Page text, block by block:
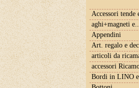
Accessori tende
aghi+magneti e..
Appendini
Art. regalo e
articoli da
accessori
Bordi in LINO